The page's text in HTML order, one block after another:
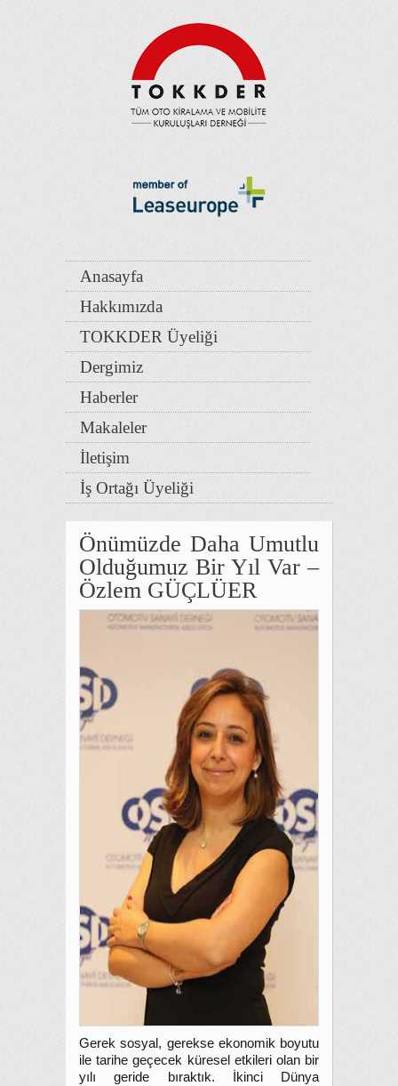
Anasayfa
Hakkımızda
TOKKDER Üyeliği
Dergimiz
Haberler
Makaleler
İletişim
İş Ortağı Üyeliği
Önümüzde Daha Umutlu
Olduğumuz Bir Yıl Var –
Özlem GÜÇLÜER
Gerek sosyal, gerekse ekonomik boyutu
ile tarihe geçecek küresel etkileri olan bir
yılı geride bıraktık. İkinci Dünya